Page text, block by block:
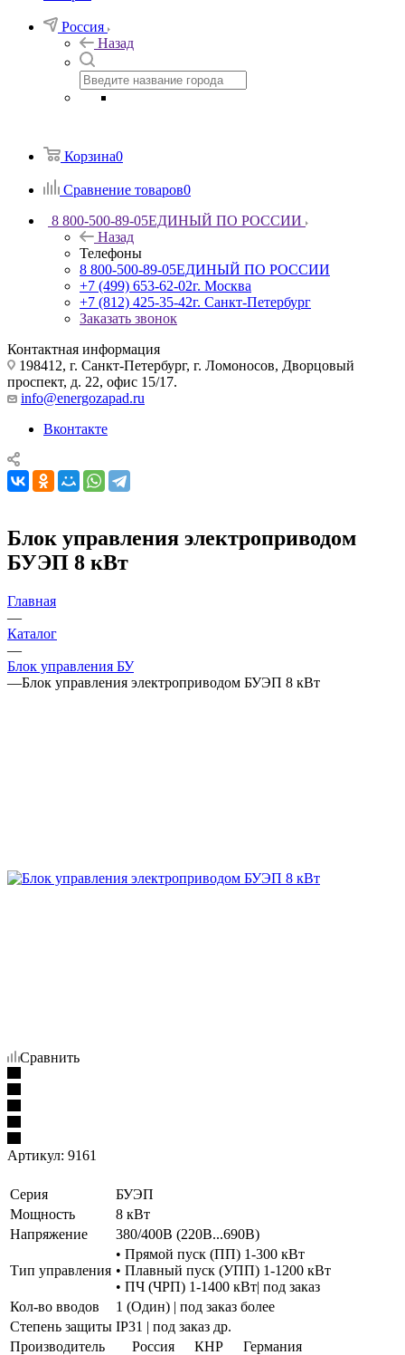
Россия
Назад
Корзина0
Сравнение товаров0
8 800-500-89-05ЕДИНЫЙ ПО РОССИИ
Назад
Телефоны
8 800-500-89-05ЕДИНЫЙ ПО РОССИИ
+7 (499) 653-62-02г. Москва
+7 (812) 425-35-42г. Санкт-Петербург
Заказать звонок
Контактная информация
198412, г. Санкт-Петербург, г. Ломоносов, Дворцовый
проспект, д. 22, офис 15/17.
info@energozapad.ru
Вконтакте
Блок управления электроприводом
БУЭП 8 кВт
Главная
—
Каталог
—
Блок управления БУ
—Блок управления электроприводом БУЭП 8 кВт
Сравнить
Артикул: 9161
Серия
БУЭП
Мощность
8 кВт
Напряжение
380/400В (220В...690В)
Тип управления
• Прямой пуск (ПП) 1-300 кВт
• Плавный пуск (УПП) 1-1200 кВт
• ПЧ (ЧРП) 1-1400 кВт| под заказ
Кол-во вводов
1 (Один) | под заказ более
Степень защиты IP31 | под заказ др.
Производитель
Россия КНР
Германия